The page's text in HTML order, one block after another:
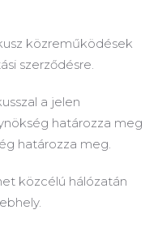
közreműködések
szerződésre.
a jelen
határozza meg
határozza meg.
közcélú hálózatán